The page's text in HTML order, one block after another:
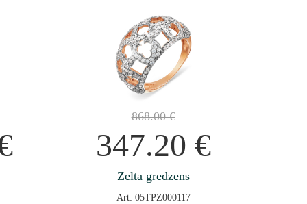
868.00€
347.20 €
Zelta gredzens
Art: 05TPZ000117